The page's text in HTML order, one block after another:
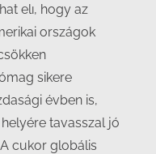
elı, hogy az
országok
sikere
évben is,
tavasszal jó
cukor globális